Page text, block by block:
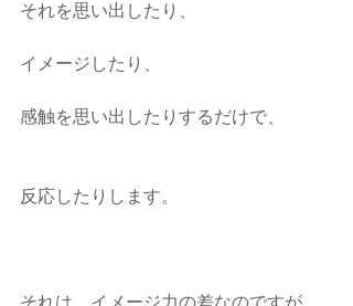
それを思い出したり、
イメージしたり、
感触を思い出したりするだけで、
反応したりします。
それは、イメージ力の差なのですが、